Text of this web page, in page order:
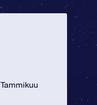
Tammikuu